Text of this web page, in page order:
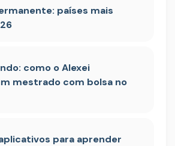
países mais
como o Alexei
mestrado com bolsa no
para aprender